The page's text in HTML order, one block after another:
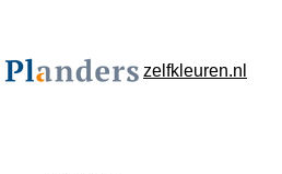
zelfkleuren.nl